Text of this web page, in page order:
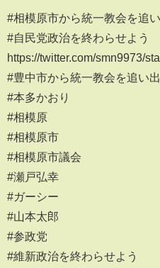
#相模原市から統一教会を追
#自民党政治を終わらせよう
https://twitter.com/smn9973/
#豊中市から統一教会を追い
#本多かおり
#相模原
#相模原市
#相模原市議会
#瀬戸弘幸
#ガーシー
#山本太郎
#参政党
#維新政治を終わらせよう